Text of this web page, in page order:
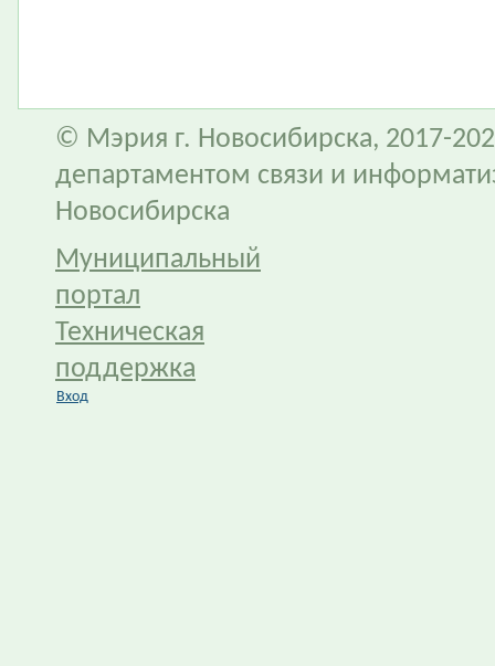
© Мэрия г. Новосибирска, 2017-
департаментом связи и
Новосибирска
Муниципальный
портал
Техническая
поддержка
Вход